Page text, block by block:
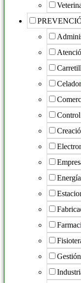
Celador